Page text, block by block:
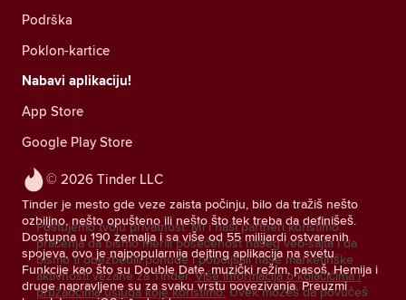
© 2026 Tinder LLC
Tinder je mesto gde veze zaista počinju, bilo da tražiš nešto
ozbiljno, nešto opušteno ili nešto što tek treba da definišeš.
Dostupna u 190 zemalja i sa više od 55 milijardi ostvarenih
spojeva, ovo je najpopularnija dejting aplikacija na svetu.
Funkcije kao što su Double Date, muzički režim, pasoš, Hemija i
druge napravljene su za svaku vrstu povezivanja. Preuzmi
Podrška
Poklon-kartice
Nabavi aplikaciju!
App Store
Google Play Store
Poštujemo tvoju privatnost. Mi i naši partneri koristimo
praćenja da bismo merili posećenost našeg veb-sajta i da
bismo ti obezbedili ponude i poboljšali naše marketinške
aktivnosti vezane za Tinder. Više informacija o kolačićima i
pružaocima usluga koje koristimo. Uvek možeš da povučeš